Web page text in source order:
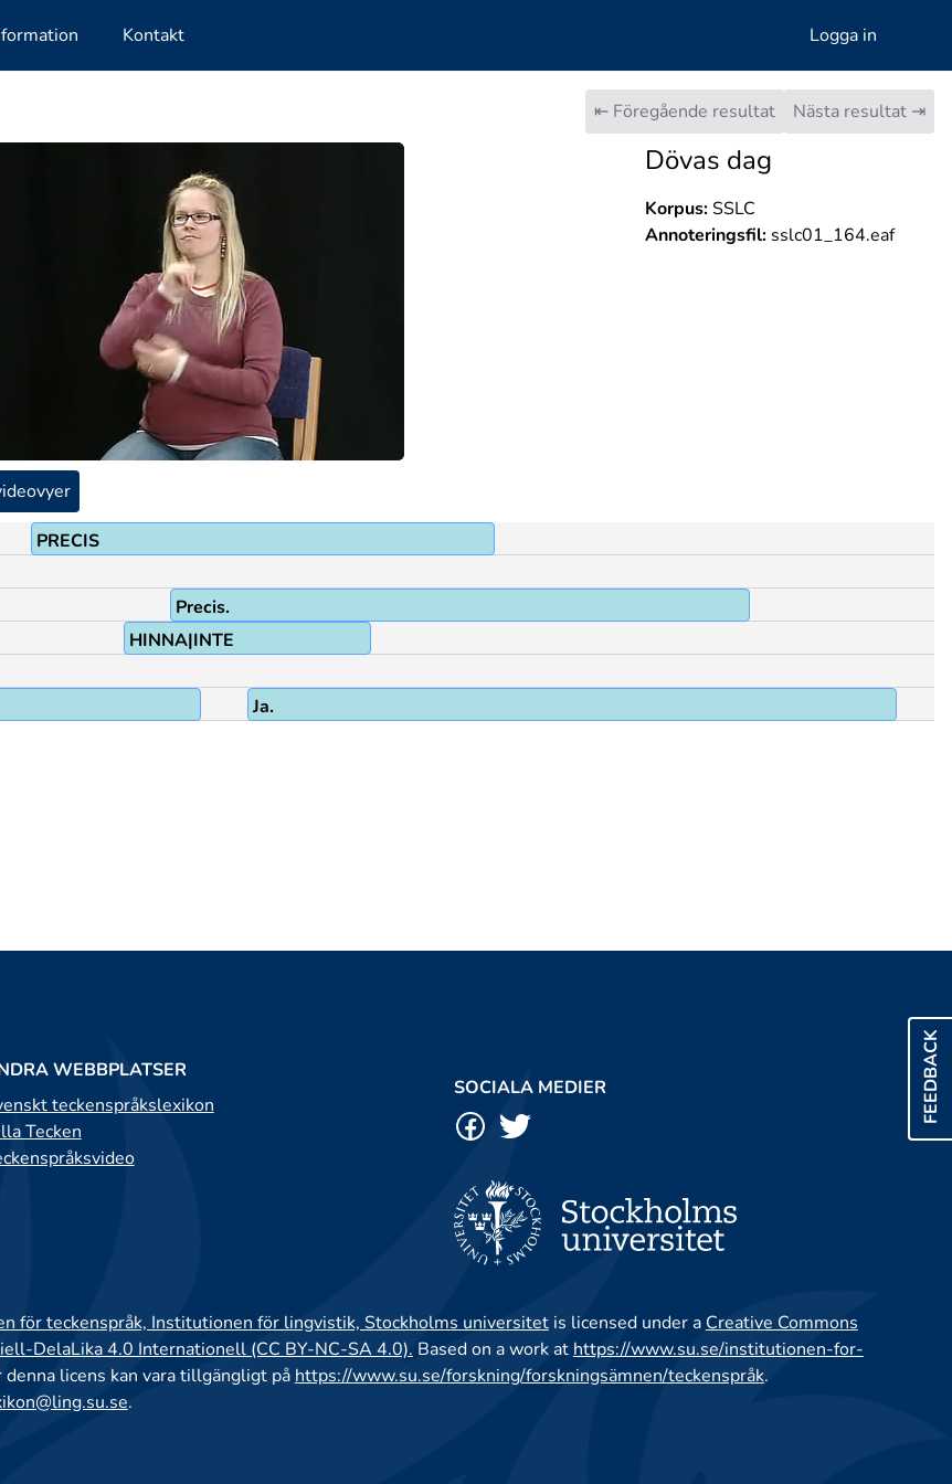
Kontakt Logga in
⇤ Föregående resultat Nästa resultat ⇥
Dövas dag
Korpus:SSLC
Annoteringsfil:sslc01_164.eaf
PRECIS
Precis.
HINNA|INTE
Ja.
FEEDBACK
WEBBPLATSER
teckenspråkslexikon
Tecken
SOCIALA MEDIER
för teckenspråk, Institutionen för lingvistik, Stockholms universitetis licensed under a Creative Commons
DelaLika 4.0 Internationell (CC BY-NC-SA 4.0). Based on a work at https://www.su.se/institutionen-for-
licens kan vara tillgängligt på https://www.su.se/forskning/forskningsämnen/teckenspråk.
.